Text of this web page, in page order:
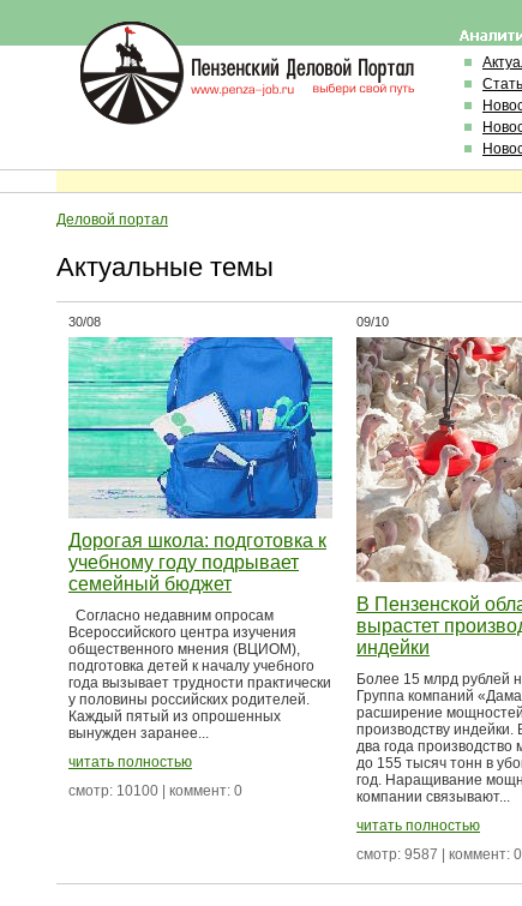
Деловой портал
Актуальные темы
30/08
Дорогая школа: подготовка к
учебному году подрывает
семейный бюджет
Согласно недавним опросам
Всероссийского центра изучения
общественного мнения (ВЦИОМ),
подготовка детей к началу учебного
года вызывает трудности практически
у половины российских родителей.
Каждый пятый из опрошенных
вынужден заранее...
читать полностью
смотр: 10100 | коммент: 0
09/10
В Пензенской
вырастет
индейки
Более 15 млрд рублей
Группа компаний
расширение
производству
два года производство
до 155 тысяч тонн в
год. Наращивание
компании связывают...
читать полностью
смотр: 9587 | коммент: 0